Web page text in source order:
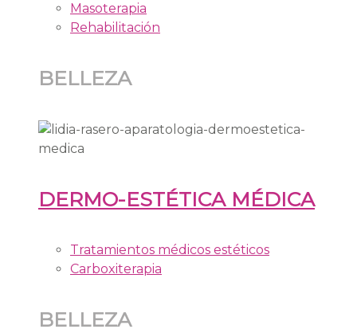
Masoterapia
Rehabilitación
BELLEZA
DERMO-ESTÉTICA MÉDICA
Tratamientos médicos estéticos
Carboxiterapia
BELLEZA